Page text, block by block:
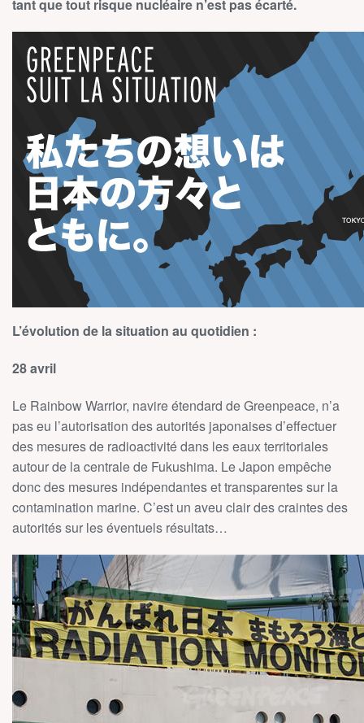
tant que tout risque nucléaire n’est pas écarté.
L’évolution de la situation au quotidien :
28 avril
Le Rainbow Warrior, navire étendard de Greenpeace, n’a
pas eu l’autorisation des autorités japonaises d’effectuer
des mesures de radioactivité dans les eaux territoriales
autour de la centrale de Fukushima. Le Japon empêche
donc des mesures indépendantes et transparentes sur la
contamination marine. C’est un aveu clair des craintes des
autorités sur les éventuels résultats…